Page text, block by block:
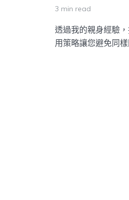
3 min read
透過我的親身經驗
用策略讓您避免同樣